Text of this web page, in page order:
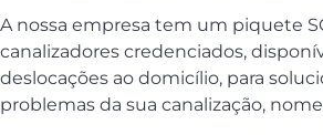
A nossa empresa tem um piquete
canalizadores credenciados,
deslocações ao domicílio, para
problemas da sua canalização,